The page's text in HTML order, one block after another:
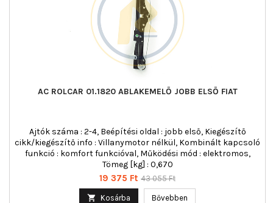
AC ROLCAR 01.1820 ABLAKEMELŐ JOBB ELSŐ FIAT
Ajtók száma : 2-4, Beépítési oldal : jobb első, Kiegészítő
cikk/kiegészítő info : Villanymotor nélkül, Kombinált kapcsoló
funkció : komfort funkcióval, Működési mód : elektromos,
Tömeg [kg] : 0,670
Ár
19 375 Ft Normál
43 055 Ft
 Kosárba Bővebben